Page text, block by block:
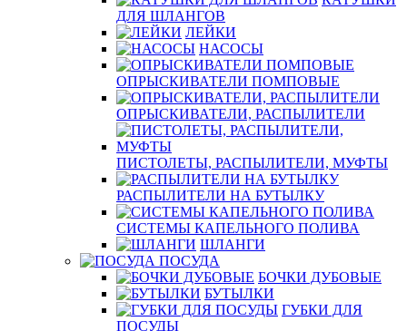
ДЛЯ ШЛАНГОВ
ЛЕЙКИ
НАСОСЫ
ОПРЫСКИВАТЕЛИ ПОМПОВЫЕ
ОПРЫСКИВАТЕЛИ, РАСПЫЛИТЕЛИ
ПИСТОЛЕТЫ, РАСПЫЛИТЕЛИ, МУФТЫ
РАСПЫЛИТЕЛИ НА БУТЫЛКУ
СИСТЕМЫ КАПЕЛЬНОГО ПОЛИВА
ШЛАНГИ
ПОСУДА
БОЧКИ ДУБОВЫЕ
БУТЫЛКИ
ГУБКИ ДЛЯ
ПОСУДЫ